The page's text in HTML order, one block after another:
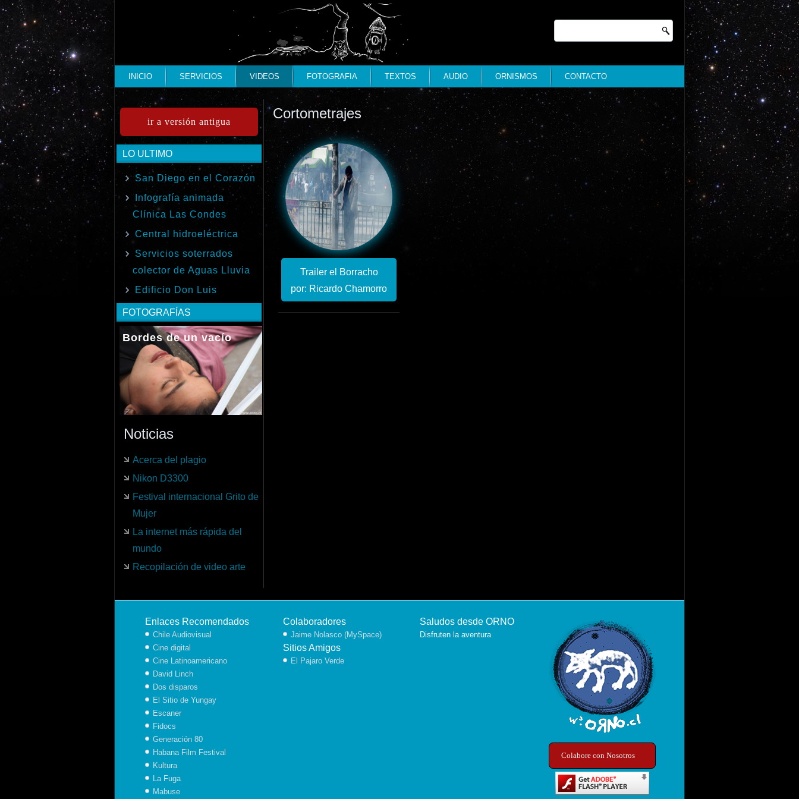
INICIO SERVICIOS VIDEOS FOTOGRAFIA TEXTOS AUDIO ORNISMOS CONTACTO
ir a versión antigua
LO ULTIMO
San Diego en el Corazón
Infografía animada
Clínica Las Condes
Central hidroeléctrica
Servicios soterrados
colector de Aguas Lluvia
Edificio Don Luis
FOTOGRAFÍAS
Bordes de un vacío
Noticias
Acerca del plagio
Nikon D3300
Festival internacional Grito de
Mujer
La internet más rápida del
mundo
Recopilación de video arte
Cortometrajes
Trailer el Borracho
por: Ricardo Chamorro
Enlaces Recomendados
Chile Audiovisual
Cine digital
Cine Latinoamericano
David Linch
Dos disparos
El Sitio de Yungay
Escaner
Fidocs
Generación 80
Habana Film Festival
Kultura
La Fuga
Mabuse
Colaboradores
Jaime Nolasco (MySpace)
Sitios Amigos
El Pajaro Verde
Saludos desde ORNO
Disfruten la aventura
Colabore con Nosotros